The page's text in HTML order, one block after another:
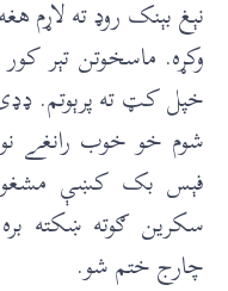
نېغ بېنک روډ ته لاړم
وکړه. ماسخوتن تېر
خپل کټ ته پرېوتم.
شوم خو خوب رانغے نو
فېس بک کښې
سکرين ګوته ښکته
چارج ختم شو.